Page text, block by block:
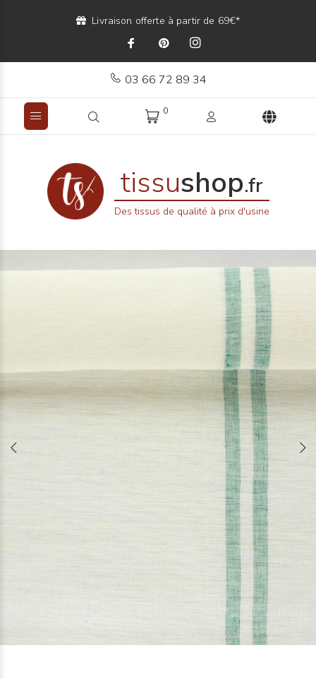
Livraison offerte à partir de 69€*
03 66 72 89 34
0
tissushop.fr
Des tissus de qualité à prix d'usine